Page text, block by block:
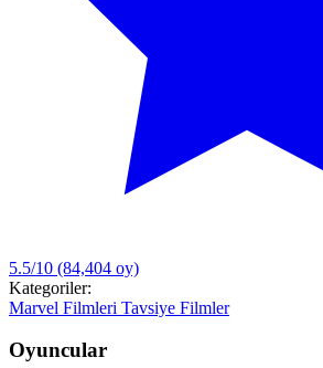
5.5/10 (84,404 oy)
Kategoriler:
Marvel Filmleri Tavsiye Filmler
Oyuncular